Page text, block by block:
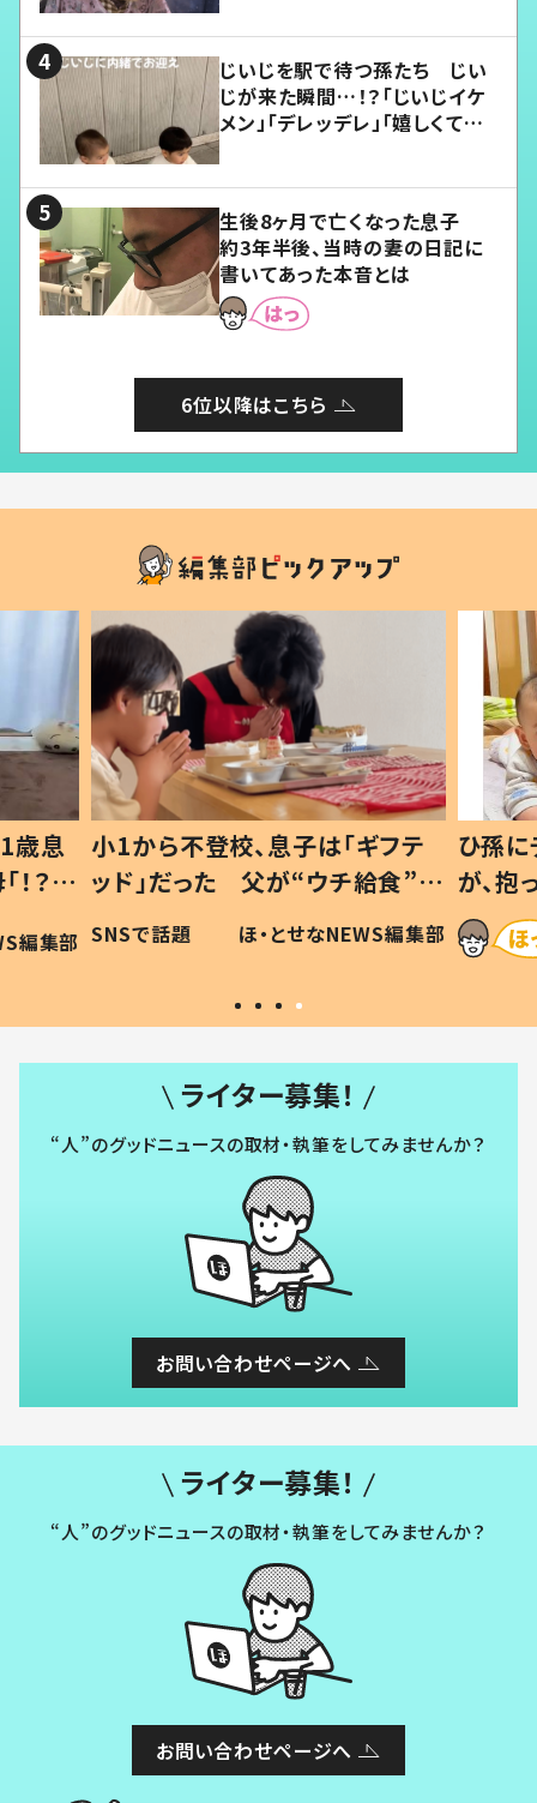
じいじを駅で待つ孫たち じい
じが来た瞬間…！？「じいじイケ
メン」「デレッデレ」「嬉しくて可
生後8ヶ月で亡くなった息子
約3年半後、当時の妻の日記に
書いてあった本音とは
6位以降はこちら
歳息
？」
編集部
小1から不登校、息子は「ギフテ
ッド」だった 父が“ウチ給食”を
作り続ける理由とは #令和の親
#令和の子
SNSで話題 ほ・とせなNEWS編集部
ひ孫
が、
「涙が
い」
ライター募集！
“人”のグッドニュースの取材・執筆をしてみませんか？
お問い合わせページへ
ライター募集！
“人”のグッドニュースの取材・執筆をしてみませんか？
お問い合わせページへ